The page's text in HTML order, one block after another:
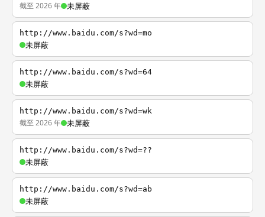
截至 2026 年 未屏蔽
http://www.baidu.com/s?wd=mo
未屏蔽
http://www.baidu.com/s?wd=64
未屏蔽
http://www.baidu.com/s?wd=wk
截至 2026 年 未屏蔽
http://www.baidu.com/s?wd=??
未屏蔽
http://www.baidu.com/s?wd=ab
未屏蔽